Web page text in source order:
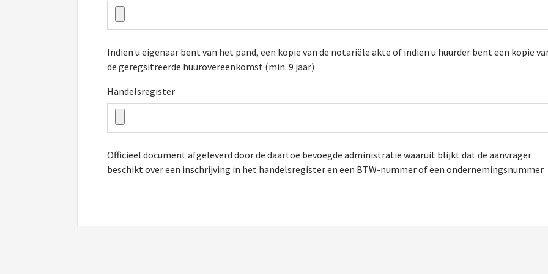
Indien u eigenaar bent van het pand, een kopie van de notariële akte of indien u huurder bent een kopie
de geregsitreerde huurovereenkomst (min. 9 jaar)
Handelsregister
Officieel document afgeleverd door de daartoe bevoegde administratie waaruit blijkt dat de aanvrager
beschikt over een inschrijving in het handelsregister en een BTW-nummer of een ondernemingsnummer